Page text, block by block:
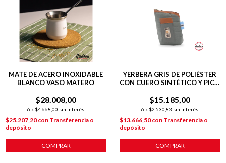
MATE DE ACERO INOXIDABLE
BLANCO VASO MATERO
$28.008,00
6 x $4.668,00 sin interés
$25.207,20con Transferencia o
depósito
YERBERA GRIS DE POLIÉSTER
CON CUERO SINTÉTICO Y PICO
$15.185,00
6 x $2.530,83 sin interés
$13.666,50con Transferencia o
depósito
COMPRAR